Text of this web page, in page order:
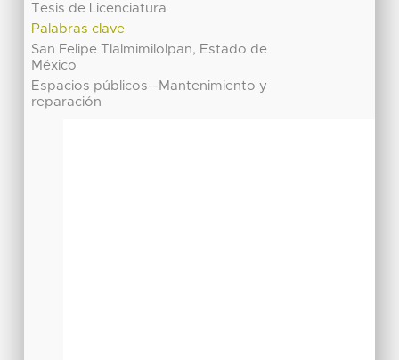
Tesis de Licenciatura
Palabras clave
San Felipe Tlalmimilolpan, Estado de
México
Espacios públicos--Mantenimiento y
reparación